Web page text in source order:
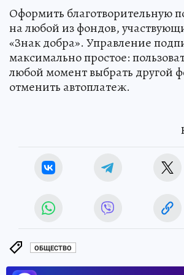
Оформить благотворительную
на любой из фондов,
«Знак добра». Управление
максимально простое:
любой момент выбрать другой
отменить автоплатеж.
ОБЩЕСТВО